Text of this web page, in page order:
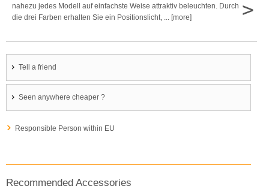
nahezu jedes Modell auf einfachste Weise attraktiv beleuchten. Durch
die drei Farben erhalten Sie ein Positionslicht, ... [more]
>
Tell a friend
Seen anywhere cheaper ?
Responsible Person within EU
Recommended Accessories